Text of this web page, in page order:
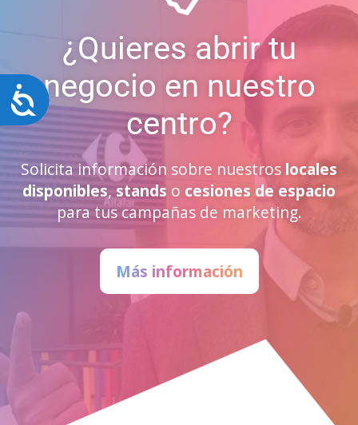
Accesibilidad
¿Quieres abrir tu
negocio en nuestro
centro?
Solicita información sobre nuestros locales
disponibles, stands o cesiones de espacio
para tus campañas de marketing.
Más información